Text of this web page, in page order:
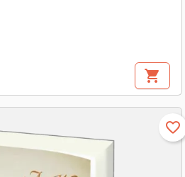
shopping_cart
favorite_border